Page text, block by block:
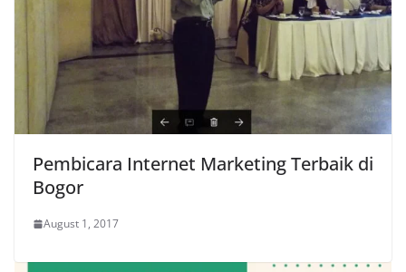
Pembicara Internet Marketing Terbaik di
Bogor
August 1, 2017